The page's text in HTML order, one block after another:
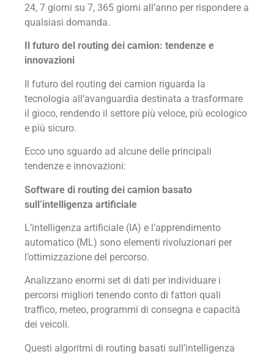
24, 7 giorni su 7, 365 giorni all’anno per rispondere a
qualsiasi domanda.
Il futuro del routing dei camion: tendenze e
innovazioni
Il futuro del routing dei camion riguarda la
tecnologia all’avanguardia destinata a trasformare
il gioco, rendendo il settore più veloce, più ecologico
e più sicuro.
Ecco uno sguardo ad alcune delle principali
tendenze e innovazioni:
Software di routing dei camion basato
sull’intelligenza artificiale
L’intelligenza artificiale (IA) e l’apprendimento
automatico (ML) sono elementi rivoluzionari per
l’ottimizzazione del percorso.
Analizzano enormi set di dati per individuare i
percorsi migliori tenendo conto di fattori quali
traffico, meteo, programmi di consegna e capacità
dei veicoli.
Questi algoritmi di routing basati sull’intelligenza